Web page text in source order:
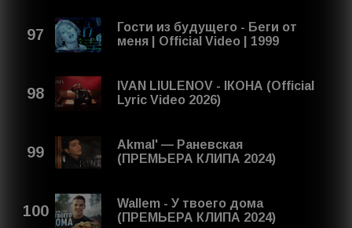
Гости из будущего - Беги от
меня | Official Video | 1999
IVAN LIULENOV - ІКОНА (Official
Lyric Video 2026)
Akmal' — Раневская
(ПРЕМЬЕРА КЛИПА 2024)
Wallem - У твоего дома
(ПРЕМЬЕРА КЛИПА 2024)